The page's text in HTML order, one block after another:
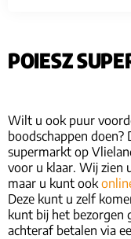
POIESZ
Wilt u ook puur
boodschappen doen?
supermarkt op
voor u klaar. Wij zien
maar u kunt ook
Deze kunt u zelf
kunt bij het bezorgen
achteraf betalen via